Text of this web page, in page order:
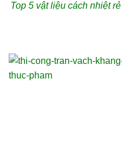
Top 5 vật liệu cách nhiệt